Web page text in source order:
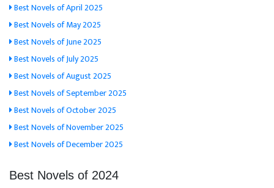
Best Novels of April 2025
Best Novels of May 2025
Best Novels of June 2025
Best Novels of July 2025
Best Novels of August 2025
Best Novels of September 2025
Best Novels of October 2025
Best Novels of November 2025
Best Novels of December 2025
Best Novels of 2024